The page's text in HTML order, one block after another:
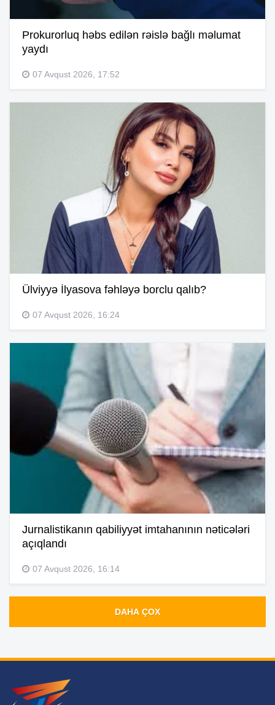
Prokurorluq həbs edilən rəislə bağlı məlumat
yaydı
07 Avqust 2026, 17:52
Ülviyyə İlyasova fəhləyə borclu qalıb?
07 Avqust 2026, 16:24
Jurnalistikanın qabiliyyət imtahanının nəticələri
açıqlandı
07 Avqust 2026, 16:14
DAHA ÇOX